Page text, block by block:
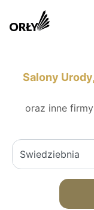
Salony
oraz inne